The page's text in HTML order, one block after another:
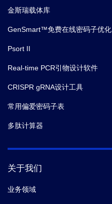
金斯瑞载体库
GenSmart™免费在线密码子优化
Psort II
Real-time PCR引物设计软件
CRISPR gRNA设计工具
常用偏爱密码子表
多肽计算器
关于我们
业务领域